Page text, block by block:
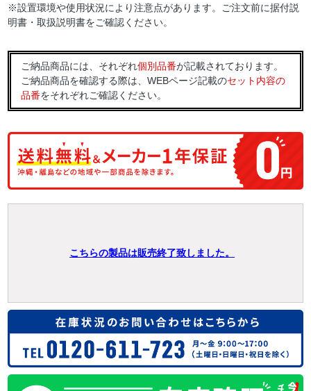
※設置環境や使用状況により注意点があります。ご注文前に据付説
明書・取扱説明書をご確認ください。
ご納品商品には、それぞれ個別品番が記載されております。
ご納品商品を確認する際は、WEBページ記載のセット内容の
品番をそれぞれご確認ください。
こちらの製品は販売終了致しました。